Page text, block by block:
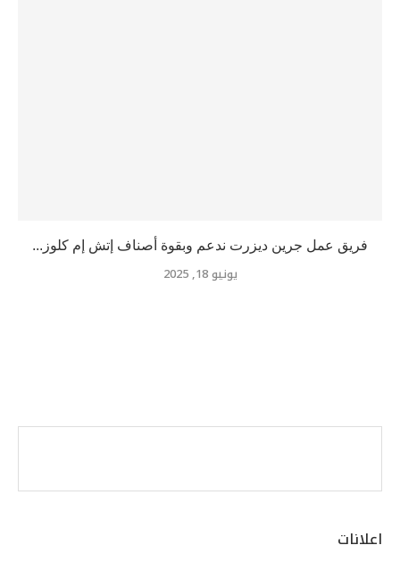
فريق عمل جرين ديزرت ندعم وبقوة أصناف إتش إم كلوز...
يونيو 18, 2025
اعلانات